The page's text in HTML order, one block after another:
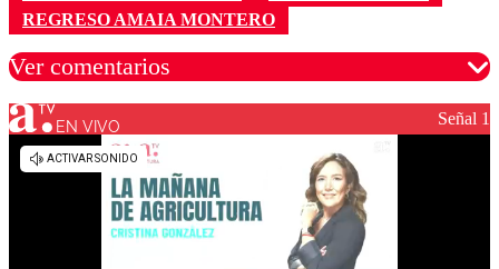
REGRESO AMAIA MONTERO
Ver comentarios
Los comentarios son moderados para garantizar un
diálogo respetuoso.
EN VIVO Señal 1